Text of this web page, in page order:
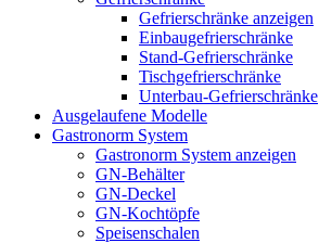
Gefrierschränke anzeigen
Einbaugefrierschränke
Stand-Gefrierschränke
Tischgefrierschränke
Unterbau-Gefrierschränke
Ausgelaufene Modelle
Gastronorm System
Gastronorm System anzeigen
GN-Behälter
GN-Deckel
GN-Kochtöpfe
Speisenschalen